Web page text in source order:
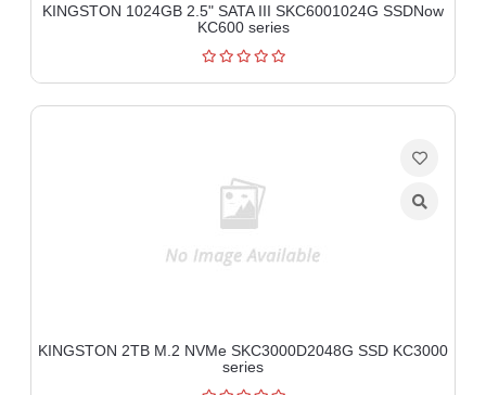
KINGSTON 1024GB 2.5" SATA III SKC6001024G SSDNow
KC600 series
KINGSTON 2TB M.2 NVMe SKC3000D2048G SSD KC3000
series